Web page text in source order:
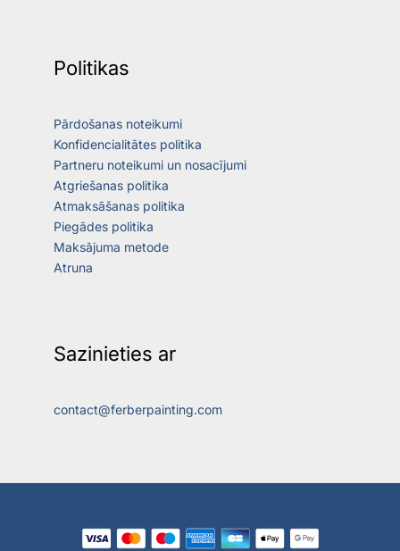
Politikas
Pārdošanas noteikumi
Konfidencialitātes politika
Partneru noteikumi un nosacījumi
Atgriešanas politika
Atmaksāšanas politika
Piegādes politika
Maksājuma metode
Atruna
Sazinieties ar
contact@ferberpainting.com